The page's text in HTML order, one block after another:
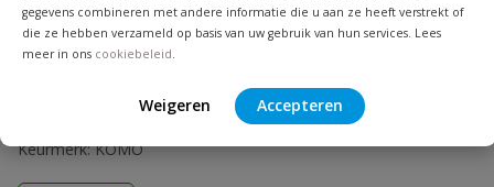
gegevens combineren met andere informatie die u aan ze heeft verstrekt of
die ze hebben verzameld op basis van uw gebruik van hun services. Lees
meer in ons cookiebeleid.
Weigeren Accepteren
Beoordeling versturen
Aansluiting: spie | Diameter: 32 t/m 160 mm | Lengte: 1 meter
| Toepassing: binnen- & buitenriolering | Kleur: zwart |
Keurmerk: KOMO